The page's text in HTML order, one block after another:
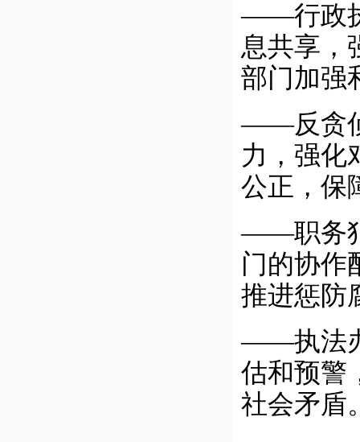
——行政
息共享，
部门加强
——反贪
力，强化
公正，保
——职务
门的协作
推进惩防
——执法
估和预警
社会矛盾